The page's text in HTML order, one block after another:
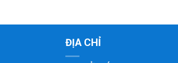
ĐỊA CHỈ